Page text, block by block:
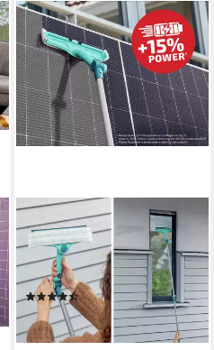
LEIFHEIT
Fensterreiniger Fenster- &
Rahmenwischer 4in1
Telescope 2 m
(149)
ab 29,90 €
lieferbar - in 4-5 Werktagen bei dir